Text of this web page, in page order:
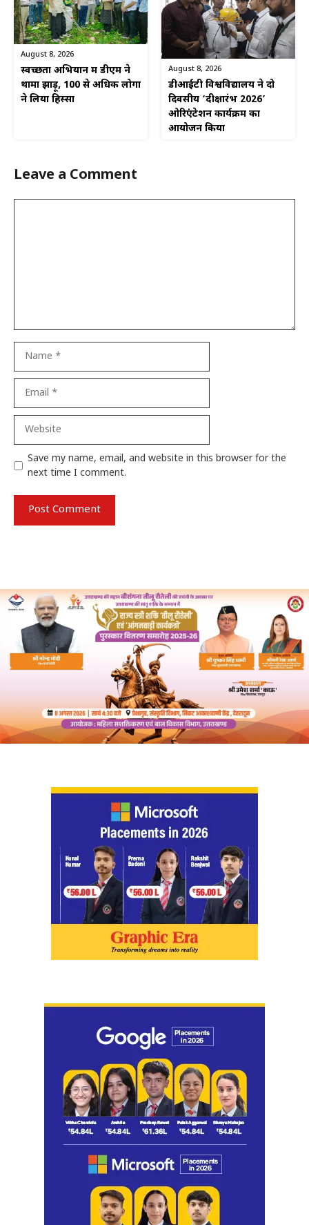
August 8, 2026
स्वच्छता अभियान में डीएम ने
थामा झाड़ू, 100 से अधिक लोगों
ने लिया हिस्सा
August 8, 2026
डीआईटी विश्वविद्यालय ने दो
दिवसीय ‘दीक्षारंभ 2026’
ओरिएंटेशन कार्यक्रम का
आयोजन किया
Leave a Comment
Save my name, email, and website in this browser for the
next time I comment.